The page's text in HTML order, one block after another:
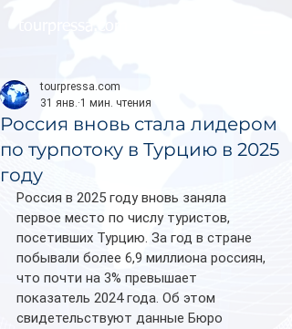
Россия вновь стала лидером
по турпотоку в Турцию в 2025
году
tourpressa.com
31 янв. 1 мин. чтения
Россия в 2025 году вновь заняла
первое место по числу туристов,
посетивших Турцию. За год в стране
побывали более 6,9 миллиона россиян,
что почти на 3% превышает
показатель 2024 года. Об этом
свидетельствуют данные Бюро